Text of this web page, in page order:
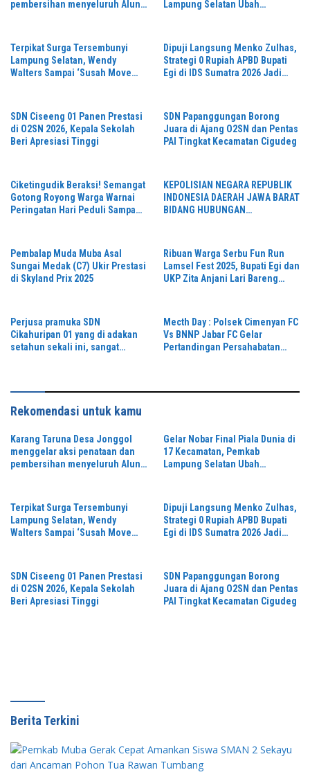
pembersihan menyeluruh Alun-
bersinergi bersama sama
“,karang taruna desa Jonggol
Jaya Jaya,”
Lampung Selatan Ubah
Terpikat Surga Tersembunyi
Lampung Selatan, Wendy
Walters Sampai ‘Susah Move
Dipuji Langsung Menko Zulhas,
Strategi 0 Rupiah APBD Bupati
Egi di IDS Sumatra 2026 Jadi
SDN Ciseeng 01 Panen Prestasi
di O2SN 2026, Kepala Sekolah
Beri Apresiasi Tinggi
SDN Papanggungan Borong
Juara di Ajang O2SN dan Pentas
PAI Tingkat Kecamatan Cigudeg
‎Ciketingudik Beraksi! Semangat
Gotong Royong Warga Warnai
Peringatan Hari Peduli Sampah
KEPOLISIAN NEGARA REPUBLIK
INDONESIA DAERAH JAWA BARAT
BIDANG HUBUNGAN
Pembalap Muda Muba Asal
Sungai Medak (C7) Ukir Prestasi
di Skyland Prix 2025
Ribuan Warga Serbu Fun Run
Lamsel Fest 2025, Bupati Egi dan
UKP Zita Anjani Lari Bareng
‎Perjusa pramuka SDN
Cikahuripan 01 yang di adakan
setahun sekali ini, sangat
Mecth Day : Polsek Cimenyan FC
Vs BNNP Jabar FC Gelar
Pertandingan Persahabatan
Rekomendasi untuk kamu
Karang Taruna Desa Jonggol
menggelar aksi penataan dan
pembersihan menyeluruh Alun-
bersinergi bersama sama
“,karang taruna desa Jonggol
Jaya Jaya,”
Gelar Nobar Final Piala Dunia di
17 Kecamatan, Pemkab
Lampung Selatan Ubah
Terpikat Surga Tersembunyi
Lampung Selatan, Wendy
Walters Sampai ‘Susah Move
Dipuji Langsung Menko Zulhas,
Strategi 0 Rupiah APBD Bupati
Egi di IDS Sumatra 2026 Jadi
SDN Ciseeng 01 Panen Prestasi
di O2SN 2026, Kepala Sekolah
Beri Apresiasi Tinggi
SDN Papanggungan Borong
Juara di Ajang O2SN dan Pentas
PAI Tingkat Kecamatan Cigudeg
Berita Terkini